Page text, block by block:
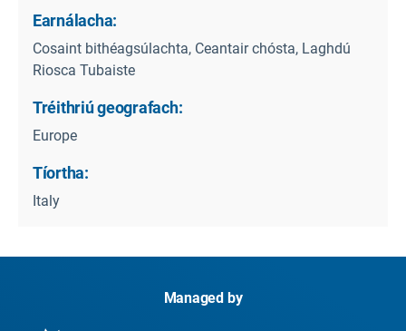
Earnálacha:
Cosaint bithéagsúlachta, Ceantair chósta, Laghdú
Riosca Tubaiste
Tréithriú geografach:
Europe
Tíortha:
Italy
Managed by